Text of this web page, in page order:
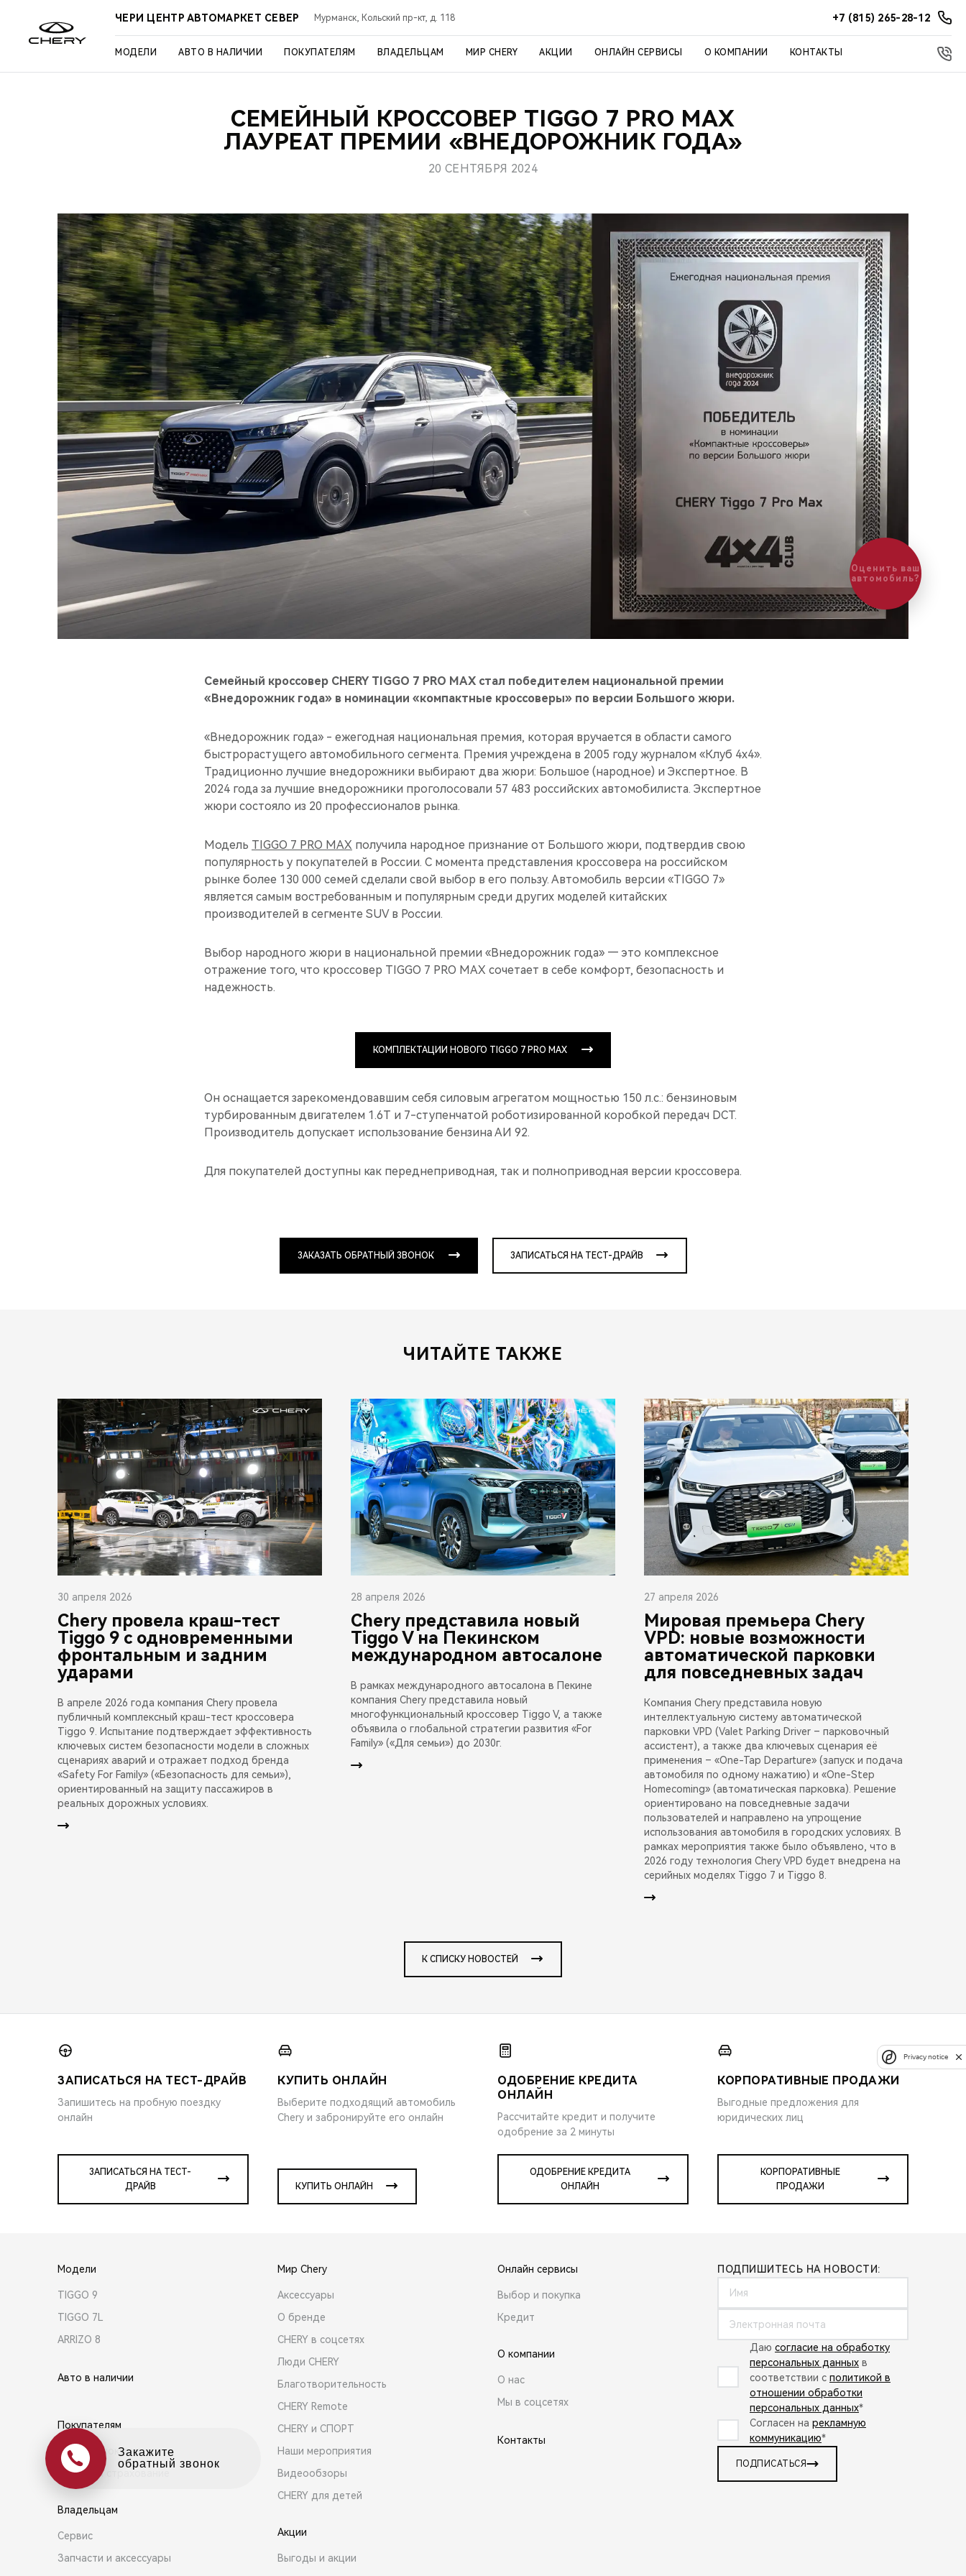
ЧЕРИ ЦЕНТР АВТОМАРКЕТ СЕВЕР Мурманск, Кольский пр-кт, д. 118 +7 (815) 265-28-12
МОДЕЛИ АВТО В НАЛИЧИИ ПОКУПАТЕЛЯМ ВЛАДЕЛЬЦАМ МИР CHERY АКЦИИ ОНЛАЙН СЕРВИСЫ О КОМПАНИИ КОНТАКТЫ
СЕМЕЙНЫЙ КРОССОВЕР TIGGO 7 PRO MAX
ЛАУРЕАТ ПРЕМИИ «ВНЕДОРОЖНИК ГОДА»
20 СЕНТЯБРЯ 2024
Семейный кроссовер CHERY TIGGO 7 PRO MAX стал победителем национальной премии
«Внедорожник года» в номинации «компактные кроссоверы» по версии Большого жюри.
«Внедорожник года» - ежегодная национальная премия, которая вручается в области самого
быстрорастущего автомобильного сегмента. Премия учреждена в 2005 году журналом «Клуб 4х4».
Традиционно лучшие внедорожники выбирают два жюри: Большое (народное) и Экспертное. В
2024 года за лучшие внедорожники проголосовали 57 483 российских автомобилиста. Экспертное
жюри состояло из 20 профессионалов рынка.
Модель TIGGO 7 PRO MAX получила народное признание от Большого жюри, подтвердив свою
популярность у покупателей в России. C момента представления кроссовера на российском
рынке более 130 000 семей сделали свой выбор в его пользу. Автомобиль версии «TIGGO 7»
является самым востребованным и популярным среди других моделей китайских
производителей в сегменте SUV в России.
Выбор народного жюри в национальной премии «Внедорожник года» — это комплексное
отражение того, что кроссовер TIGGO 7 PRO MAX сочетает в себе комфорт, безопасность и
надежность.
КОМПЛЕКТАЦИИ НОВОГО TIGGO 7 PRO MAX
Он оснащается зарекомендовавшим себя силовым агрегатом мощностью 150 л.с.: бензиновым
турбированным двигателем 1.6T и 7-ступенчатой роботизированной коробкой передач DCT.
Производитель допускает использование бензина АИ 92.
Для покупателей доступны как переднеприводная, так и полноприводная версии кроссовера.
ЗАКАЗАТЬ ОБРАТНЫЙ ЗВОНОК ЗАПИСАТЬСЯ НА ТЕСТ-ДРАЙВ
ЧИТАЙТЕ ТАКЖЕ
30 апреля 2026
Chery провела краш-тест
Tiggo 9 с одновременными
фронтальным и задним
ударами
В апреле 2026 года компания Chery провела
публичный комплексный краш-тест кроссовера
Tiggo 9. Испытание подтверждает эффективность
ключевых систем безопасности модели в сложных
сценариях аварий и отражает подход бренда
«Safety For Family» («Безопасность для семьи»),
ориентированный на защиту пассажиров в
реальных дорожных условиях.
28 апреля 2026
Chery представила новый
Tiggo V на Пекинском
международном автосалоне
В рамках международного автосалона в Пекине
компания Chery представила новый
многофункциональный кроссовер Tiggo V, а также
объявила о глобальной стратегии развития «For
Family» («Для семьи») до 2030г.
27 апреля 2026
Мировая премьера Chery
VPD: новые возможности
автоматической парковки
для повседневных задач
Компания Chery представила новую
интеллектуальную систему автоматической
парковки VPD (Valet Parking Driver – парковочный
ассистент), а также два ключевых сценария её
применения – «One-Tap Departure» (запуск и подача
автомобиля по одному нажатию) и «One-Step
Homecoming» (автоматическая парковка). Решение
ориентировано на повседневные задачи
пользователей и направлено на упрощение
использования автомобиля в городских условиях. В
рамках мероприятия также было объявлено, что в
2026 году технология Chery VPD будет внедрена на
серийных моделях Tiggo 7 и Tiggo 8.
К СПИСКУ НОВОСТЕЙ
ЗАПИСАТЬСЯ НА ТЕСТ-ДРАЙВ
Запишитесь на пробную поездку
онлайн
ЗАПИСАТЬСЯ НА ТЕСТ-
ДРАЙВ
КУПИТЬ ОНЛАЙН
Выберите подходящий автомобиль
Chery и забронируйте его онлайн
КУПИТЬ ОНЛАЙН
ОДОБРЕНИЕ КРЕДИТА
ОНЛАЙН
Рассчитайте кредит и получите
одобрение за 2 минуты
ОДОБРЕНИЕ КРЕДИТА
ОНЛАЙН
КОРПОРАТИВНЫЕ ПРОДАЖИ
Выгодные предложения для
юридических лиц
КОРПОРАТИВНЫЕ
ПРОДАЖИ
Модели
TIGGO 9
TIGGO 7L
ARRIZO 8
Авто в наличии
Покупателям
Выбор и покупка
Кредит и страхование
Владельцам
Сервис
Запчасти и аксессуары
Мир Chery
Аксессуары
О бренде
CHERY в соцсетях
Люди CHERY
Благотворительность
CHERY Remote
CHERY и СПОРТ
Наши мероприятия
Видеообзоры
CHERY для детей
Акции
Выгоды и акции
Онлайн сервисы
Выбор и покупка
Кредит
О компании
О нас
Мы в соцсетях
Контакты
ПОДПИШИТЕСЬ НА НОВОСТИ:
Даю согласие на обработку
персональных данных в
соответствии с политикой в
отношении обработки
персональных данных*
Согласен на рекламную
коммуникацию*
ПОДПИСАТЬСЯ
Оценить ваш
автомобиль?
Оцените свой авто
в обмен на новый
Privacy notice